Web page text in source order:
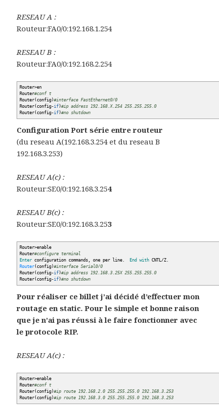
RESEAU A :
Routeur:FA0/0:192.168.1.254
RESEAU B :
Routeur:FA0/0:192.168.2.254
Router>en
Router#conf t
Router (config)#interface FastEthernet0/0
Router (config-if)#ip address 192.168.X.254 255.255.255.0
Router (config-if)#no shutdown
Configuration Port série entre routeur
(du reseau A(192.168.3.254 et du reseau B
192.168.3.253)
RESEAU A(c) :
Routeur:SE0/0:192.168.3.254
RESEAU B(c) :
Routeur:SE0/0:192.168.3.253
Router>enable
Router#configure terminal
Enter configuration commands, one per line. End with CNTL/Z.
Router (config)#interface Serial0/0
Router (config-if)#ip address 192.168.3.25X 255.255.255.0
Router (config-if)#no shutdown
Pour réaliser ce billet j’ai décidé d’effectuer mon
routage en static. Pour le simple et bonne raison
que je n’ai pas réussi à le faire fonctionner avec
leprotocole RIP.
RESEAU A(c) :
Router>enable
Router#conf t
Router (config)#ip route 192.168.2.0 255.255.255.0 192.168.3.253
Router (config)#ip route 192.168.3.0 255.255.255.0 192.168.3.253